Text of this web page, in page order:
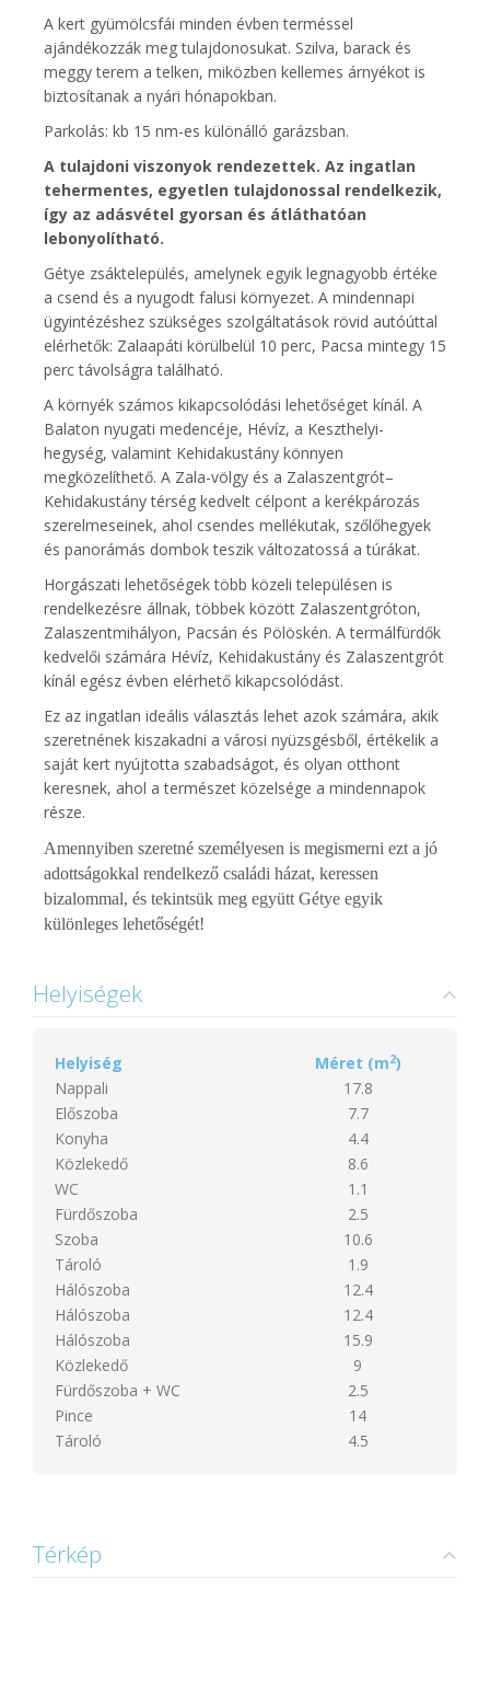
A kert gyümölcsfái minden évben terméssel
ajándékozzák meg tulajdonosukat. Szilva, barack és
meggy terem a telken, miközben kellemes árnyékot is
biztosítanak a nyári hónapokban.
Parkolás: kb 15 nm-es különálló garázsban.
A tulajdoni viszonyok rendezettek. Az ingatlan
tehermentes, egyetlen tulajdonossal rendelkezik,
így az adásvétel gyorsan és átláthatóan
lebonyolítható.
Gétye zsáktelepülés, amelynek egyik legnagyobb értéke
a csend és a nyugodt falusi környezet. A mindennapi
ügyintézéshez szükséges szolgáltatások rövid autóúttal
elérhetők: Zalaapáti körülbelül 10 perc, Pacsa mintegy 15
perc távolságra található.
A környék számos kikapcsolódási lehetőséget kínál. A
Balaton nyugati medencéje, Hévíz, a Keszthelyi-
hegység, valamint Kehidakustány könnyen
megközelíthető. A Zala-völgy és a Zalaszentgrót–
Kehidakustány térség kedvelt célpont a kerékpározás
szerelmeseinek, ahol csendes mellékutak, szőlőhegyek
és panorámás dombok teszik változatossá a túrákat.
Horgászati lehetőségek több közeli településen is
rendelkezésre állnak, többek között Zalaszentgróton,
Zalaszentmihályon, Pacsán és Pölöskén. A termálfürdők
kedvelői számára Hévíz, Kehidakustány és Zalaszentgrót
kínál egész évben elérhető kikapcsolódást.
Ez az ingatlan ideális választás lehet azok számára, akik
szeretnének kiszakadni a városi nyüzsgésből, értékelik a
saját kert nyújtotta szabadságot, és olyan otthont
keresnek, ahol a természet közelsége a mindennapok
része.
Amennyiben szeretné személyesen is megismerni ezt a jó
adottságokkal rendelkező családi házat, keressen
bizalommal, és tekintsük meg együtt Gétye egyik
különleges lehetőségét!
Helyiségek
Helyiség Méret (m2)
Nappali
17.8
Előszoba
7.7
Konyha
4.4
Közlekedő
8.6
WC
1.1
Fürdőszoba
2.5
Szoba
10.6
Tároló
1.9
Hálószoba
12.4
Hálószoba
12.4
Hálószoba
15.9
Közlekedő
9
Fürdőszoba + WC
2.5
Pince
14
Tároló
4.5
Térkép